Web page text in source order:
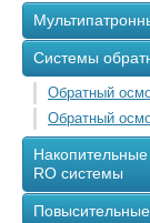
Системы
Обратный
Обратный
RO системы